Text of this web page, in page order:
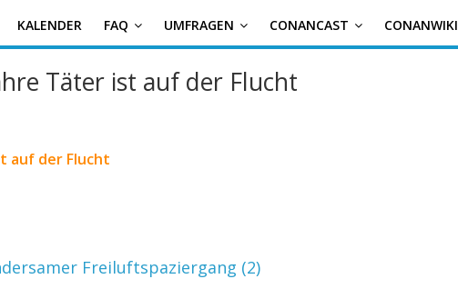
KALENDER FAQ UMFRAGEN CONANCAST CONANWIKI
Täter ist auf der Flucht
auf der Flucht
Freiluftspaziergang (2)